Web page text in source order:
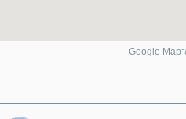
Google Map